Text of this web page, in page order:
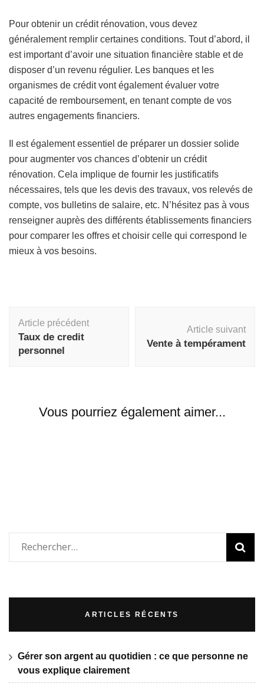
Pour obtenir un crédit rénovation, vous devez
généralement remplir certaines conditions. Tout d’abord, il
est important d’avoir une situation financière stable et de
disposer d’un revenu régulier. Les banques et les
organismes de crédit vont également évaluer votre
capacité de remboursement, en tenant compte de vos
autres engagements financiers.
Il est également essentiel de préparer un dossier solide
pour augmenter vos chances d’obtenir un crédit
rénovation. Cela implique de fournir les justificatifs
nécessaires, tels que les devis des travaux, vos relevés de
compte, vos bulletins de salaire, etc. N’hésitez pas à vous
renseigner auprès des différents établissements financiers
pour comparer les offres et choisir celle qui correspond le
mieux à vos besoins.
d'article
Article précédent
Taux de credit
personnel
Article suivant
Vente à tempérament
Vous pourriez également aimer...
Rechercher :
ARTICLES RÉCENTS
Gérer son argent au quotidien : ce que personne ne
vous explique clairement